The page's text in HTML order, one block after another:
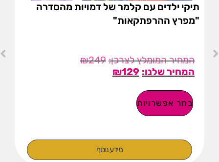
תיקי ילדים עם קלמר של דמויות מהסדרה
"מפרץ ההרפתקאות"
₪249
₪129
בחר אפשרויות
מידע נוסף